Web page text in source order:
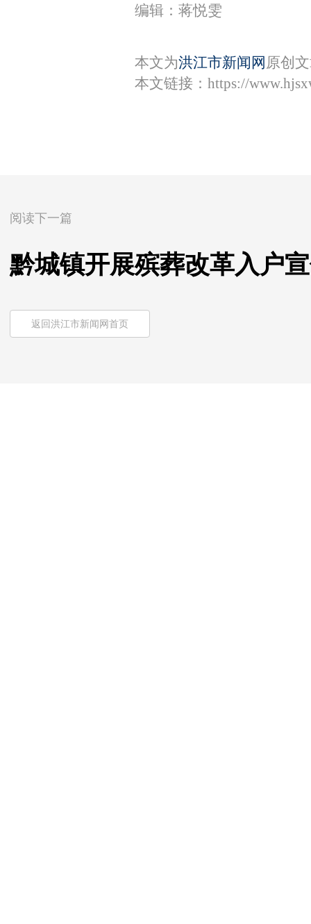
编辑：蒋悦雯
本文为洪江市新闻网 原创
本文链接： https://
阅读下一篇
黔城镇开展殡葬改革入户
返回洪江市新闻网首页